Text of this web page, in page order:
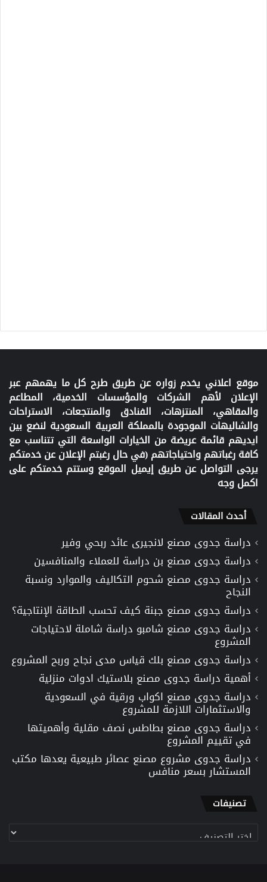
موقع اعلاني يخدم زواره عن طريق طرح كل ما يهمهم عبر
الإعلان لأهم الشركات والمؤسسات الخدمية، المطاعم
والمقاهي، المنتزهات، الفنادق والمنتجعات، الاستراحات
والشاليهات الموجودة بالمملكة العربية السعودية لنضع بين
ايديهم قائمة عريضة من الخيارات الواسعة التي تتناسب مع
كافة رغباتهم واحتياجاتهم (في حال رغبتم الإعلان عن خدمتكم
يرجى التواصل عن طريق إيميل الموقع وستتم خدمتكم على
اكمل وجه
أحدث المقالات
دراسة جدوى مصنع لانجيرى عائد ربحي وفير
دراسة جدوى مصنع بن دراسة للعملاء والمنافسين
دراسة جدوى مصنع شحوم التكاليف والموارد ونسبة
النجاح
دراسة جدوى مصنع جبنة كيف تحسب الطاقة الإنتاجية؟
دراسة جدوى مصنع شامبو دراسة شاملة لاحتياجات
المشروع
دراسة جدوى مصنع بلك قياس مدى نجاح وربح المشروع
أهمية دراسة جدوى مصنع بلاستيك ادوات منزلية
دراسة جدوى مصنع اكواب ورقية في السعودية
والاستثمارات اللازمة للمشروع
دراسة جدوى مصنع بطاطس نصف مقلية وأهميتها
في تقييم المشروع
دراسة جدوى مشروع مصنع عصائر طبيعية يعدها مكتب
المستشار بسعر منافس
تصنيفات
تصنيفات